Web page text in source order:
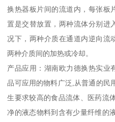
换热器板片间的流道内，每张板
置是交替放置，两种流体分别进
况下，两种介质在通道内逆向流
两种介质间的加热或冷却。
产品应用：湖南欧力德换热实业
品可应用的物料广泛,从普通的民
生要求较高的食品流体、医药流
净的液态物料到含有少量纤维的